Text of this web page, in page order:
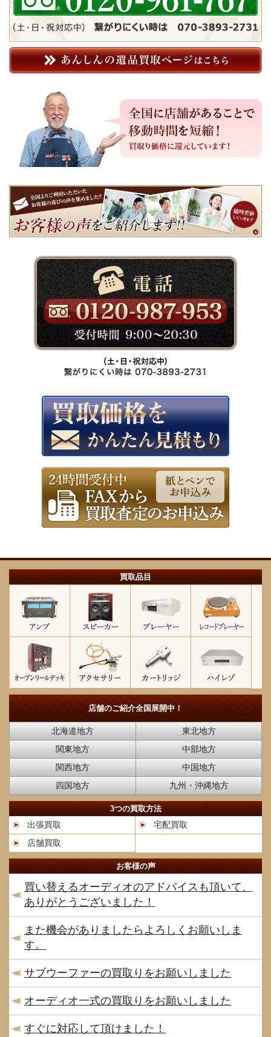
買取品目
店舗のご紹介全国展開中！
北海道地方
東北地方
関東地方
中部地方
関西地方
中国地方
四国地方
九州・沖縄地方
3つの買取方法
出張買取
宅配買取
店舗買取
お客様の声
買い替えるオーディオのアドバイスも頂いて、
ありがとうございました！
また機会がありましたらよろしくお願いしま
す。
サブウーファーの買取りをお願いしました
オーディオ一式の買取りをお願いしました
すぐに対応して頂けました！